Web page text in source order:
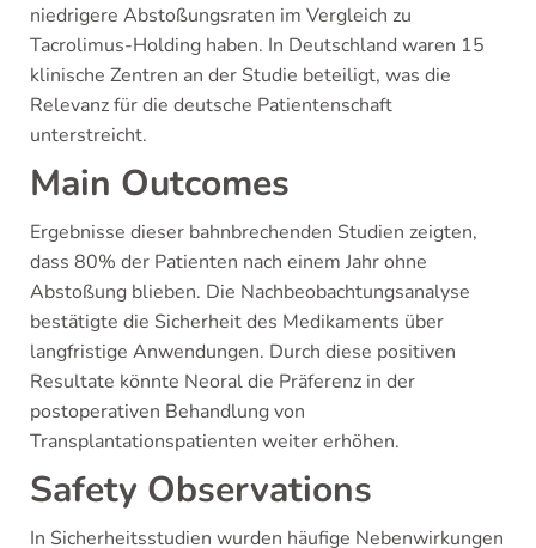
niedrigere Abstoßungsraten im Vergleich zu
Tacrolimus-Holding haben. In Deutschland waren 15
klinische Zentren an der Studie beteiligt, was die
Relevanz für die deutsche Patientenschaft
unterstreicht.
Main Outcomes
Ergebnisse dieser bahnbrechenden Studien zeigten,
dass 80% der Patienten nach einem Jahr ohne
Abstoßung blieben. Die Nachbeobachtungsanalyse
bestätigte die Sicherheit des Medikaments über
langfristige Anwendungen. Durch diese positiven
Resultate könnte Neoral die Präferenz in der
postoperativen Behandlung von
Transplantationspatienten weiter erhöhen.
Safety Observations
In Sicherheitsstudien wurden häufige Nebenwirkungen